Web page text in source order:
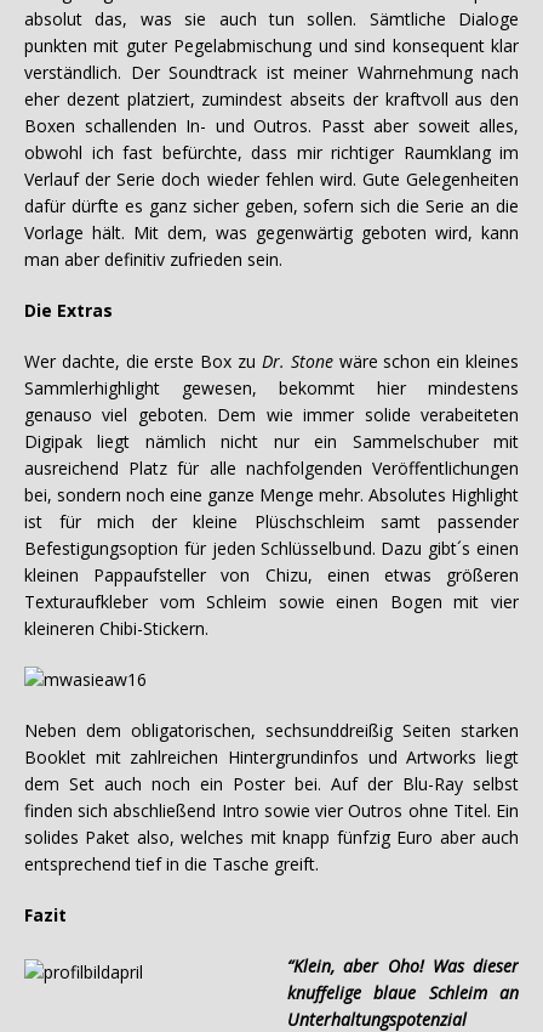
absolut das, was sie auch tun sollen. Sämtliche Dialoge
punkten mit guter Pegelabmischung und sind konsequent klar
verständlich. Der Soundtrack ist meiner Wahrnehmung nach
eher dezent platziert, zumindest abseits der kraftvoll aus den
Boxen schallenden In- und Outros. Passt aber soweit alles,
obwohl ich fast befürchte, dass mir richtiger Raumklang im
Verlauf der Serie doch wieder fehlen wird. Gute Gelegenheiten
dafür dürfte es ganz sicher geben, sofern sich die Serie an die
Vorlage hält. Mit dem, was gegenwärtig geboten wird, kann
man aber definitiv zufrieden sein.
Die Extras
Wer dachte, die erste Box zu Dr. Stonewäre schon ein kleines
Sammlerhighlight gewesen, bekommt hier mindestens
genauso viel geboten. Dem wie immer solide verabeiteten
Digipak liegt nämlich nicht nur ein Sammelschuber mit
ausreichend Platz für alle nachfolgenden Veröffentlichungen
bei, sondern noch eine ganze Menge mehr. Absolutes Highlight
ist für mich der kleine Plüschschleim samt passender
Befestigungsoption für jeden Schlüsselbund. Dazu gibt´s einen
kleinen Pappaufsteller von Chizu, einen etwas größeren
Texturaufkleber vom Schleim sowie einen Bogen mit vier
kleineren Chibi-Stickern.
Neben dem obligatorischen, sechsunddreißig Seiten starken
Booklet mit zahlreichen Hintergrundinfos und Artworks liegt
dem Set auch noch ein Poster bei. Auf der Blu-Ray selbst
finden sich abschließend Intro sowie vier Outros ohne Titel. Ein
solides Paket also, welches mit knapp fünfzig Euro aber auch
entsprechend tief in die Tasche greift.
Fazit
“Klein, aber Oho! Was dieser
knuffelige blaue Schleim an
Unterhaltungspotenzial